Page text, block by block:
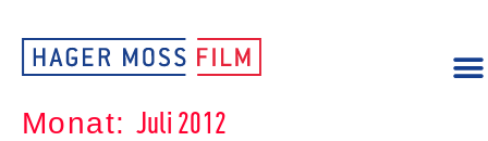
Monat: Juli 2012